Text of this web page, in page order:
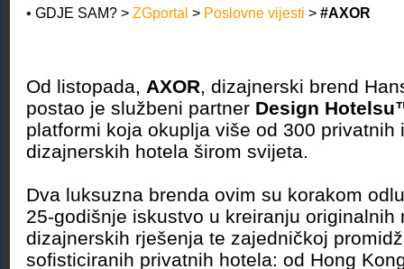
• GDJE SAM? > ZGportal > Poslovne vijesti > #AXOR
Od listopada, AXOR, dizajnerski brend
postao je službeni partner Design
platformi koja okuplja više od 300 privatnih
dizajnerskih hotela širom svijeta.
Dva luksuzna brenda ovim su korakom
25-godišnje iskustvo u kreiranju originalnih
dizajnerskih rješenja te zajedničkoj
sofisticiranih privatnih hotela: od Hong